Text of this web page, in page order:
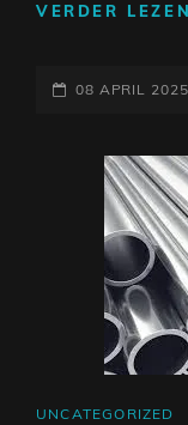
VERDER LEZEN
GEPLAATST
08 APRIL 2025
CAT
UNCATEGORIZED